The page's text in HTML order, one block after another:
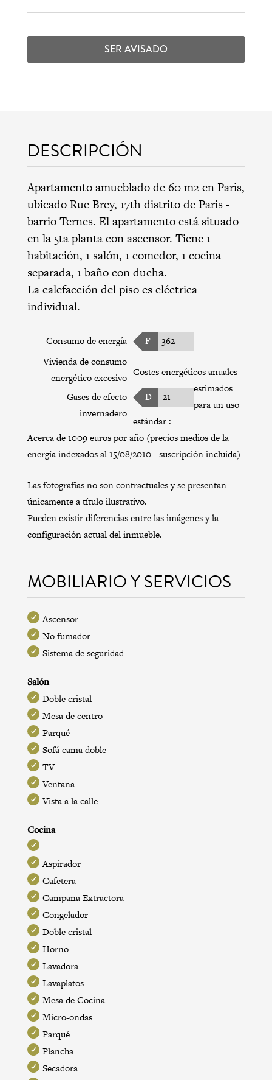
SER AVISADO
DESCRIPCIÓN
Apartamento amueblado de 60 m2 en Paris,
ubicado Rue Brey, 17th distrito de Paris-
barrio Ternes. El apartamento está situado
en la 5ta planta con ascensor. Tiene 1
habitación, 1 salón, 1 comedor, 1 cocina
separada, 1 baño con ducha.
La calefacción del piso es eléctrica
individual.
Consumo de energía F
362
Vivienda de consumo
energético excesivo
Gases de efecto
invernadero
D 21
Costes energéticos anuales
estimados
para un uso
estándar :
Acerca de 1009 euros por año (precios medios de la
energía indexados al 15/08/2010 - suscripción incluida)
Las fotografías no son contractuales y se presentan
únicamente a título ilustrativo.
Pueden existir diferencias entre las imágenes y la
configuración actual del inmueble.
MOBILIARIO Y SERVICIOS
Ascensor
No fumador
Sistema de seguridad
Salón
Doble cristal
Mesa de centro
Parqué
Sofá cama doble
TV
Ventana
Vista a la calle
Cocina
Aspirador
Cafetera
Campana Extractora
Congelador
Doble cristal
Horno
Lavadora
Lavaplatos
Mesa de Cocina
Micro-ondas
Parqué
Plancha
Secadora